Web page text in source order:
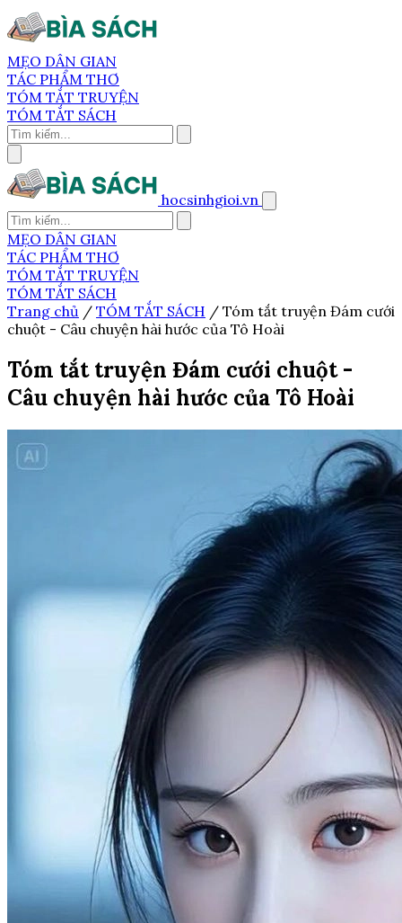
MẸO DÂN GIAN
TÁC PHẨM THƠ
TÓM TẮT TRUYỆN
TÓM TẮT SÁCH
hocsinhgioi.vn
MẸO DÂN GIAN
TÁC PHẨM THƠ
TÓM TẮT TRUYỆN
TÓM TẮT SÁCH
Trang chủ / TÓM TẮT SÁCH / Tóm tắt truyện Đám cưới
chuột - Câu chuyện hài hước của Tô Hoài
Tóm tắt truyện Đám cưới chuột -
Câu chuyện hài hước của Tô Hoài